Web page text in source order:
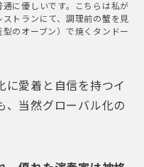
に優しいです。こちらは私が
トランにて、調理前の蟹を見
のオーブン）で焼くタンドー
に愛着と自信を持つイ
、当然グローバル化の